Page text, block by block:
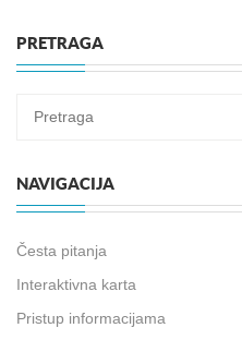
PRETRAGA
NAVIGACIJA
Česta pitanja
Interaktivna karta
Pristup informacijama